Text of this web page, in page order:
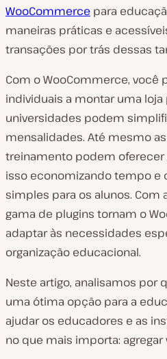
WooCommerce para
maneiras práticas e
transações por trás dessas
Com o WooCommerce, você
individuais a montar uma loja
universidades podem
mensalidades. Até mesmo
treinamento podem oferecer
isso economizando tempo e
simples para os alunos. Com
gama de plugins tornam o
adaptar às necessidades
organização educacional.
Neste artigo, analisamos por
uma ótima opção para a
ajudar os educadores e as
no que mais importa: agregar